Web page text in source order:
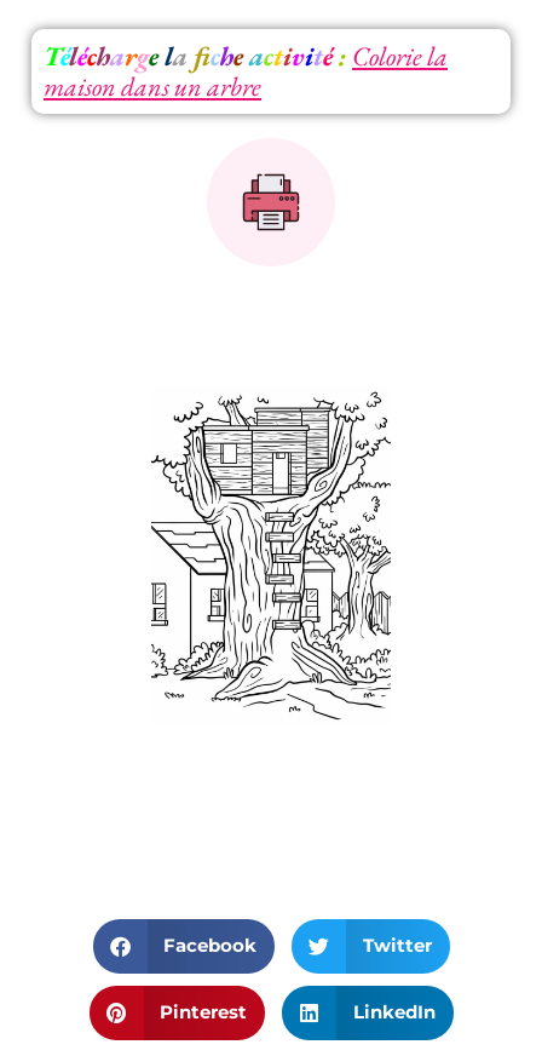
Téléchargela fcheactivité: Colorie la
maison dans un arbre
Facebook Twitter
Pinterest LinkedIn